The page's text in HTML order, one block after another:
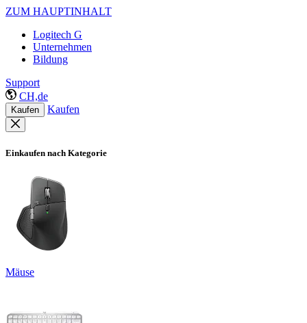
ZUM HAUPTINHALT
Logitech G
Unternehmen
Bildung
Support
CH,de
Kaufen Kaufen
Einkaufen nach Kategorie
Mäuse